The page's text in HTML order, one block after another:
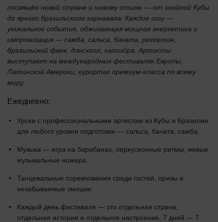
посвящён новой стране и новому стилю — от знойной Кубы
до яркого бразильского карнавала.
Каждое шоу —
уникальное событие, обжигающая мощная энергетика и
импровизация — самба, сальса, бачата, реггетон,
бразильский фанк, дэнсхолл, капоэйра. Артисты
выступают на международных фестивалях Европы,
Латинской Америки, курортах премиум-класса по всему
миру.
Ежедневно:
Уроки с профессиональными артистам из Кубы и Бразилии
для любого уровня подготовки — сальса, бачата, самба.
Музыка — игра на барабанах, перкусионные ритмы, живые
музыкальные номера.
Танцевальные соревнования среди гостей, призы и
незабываемые эмоции.
Каждый день фестиваля — это отдельная страна,
отдельная история и отдельное настроение, 7 дней — 7